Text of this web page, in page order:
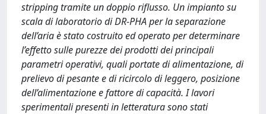
stripping tramite un doppio riflusso. Un impianto su
scala di laboratorio di DR-PHA per la separazione
dell’aria è stato costruito ed operato per determinare
l’effetto sulle purezze dei prodotti dei principali
parametri operativi, quali portate di alimentazione, di
prelievo di pesante e di ricircolo di leggero, posizione
dell’alimentazione e fattore di capacità. I lavori
sperimentali presenti in letteratura sono stati